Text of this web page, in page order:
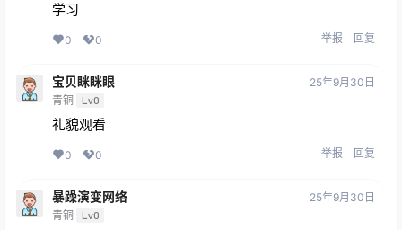
学习
0 0 举报 回复
宝贝眯眯眼
青铜 Lv0
25年9月30日
礼貌观看
0 0 举报 回复
暴躁演变网络
青铜 Lv0
25年9月30日